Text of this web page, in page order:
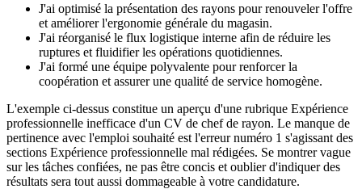
J'ai optimisé la présentation des rayons pour renouveler l'offre
et améliorer l'ergonomie générale du magasin.
J'ai réorganisé le flux logistique interne afin de réduire les
ruptures et fluidifier les opérations quotidiennes.
J'ai formé une équipe polyvalente pour renforcer la
coopération et assurer une qualité de service homogène.
L'exemple ci-dessus constitue un aperçu d'une rubrique Expérience
professionnelle inefficace d'un CV de chef de rayon. Le manque de
pertinence avec l'emploi souhaité est l'erreur numéro 1 s'agissant des
sections Expérience professionnelle mal rédigées. Se montrer vague
sur les tâches confiées, ne pas être concis et oublier d'indiquer des
résultats sera tout aussi dommageable à votre candidature.